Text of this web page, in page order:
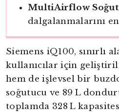
MultiAirflow
dalgalanmalarını
Siemens iQ100, sınırlı
kullanıcılar için
hem de işlevsel bir
soğutucu ve 89 L
toplamda 328 L